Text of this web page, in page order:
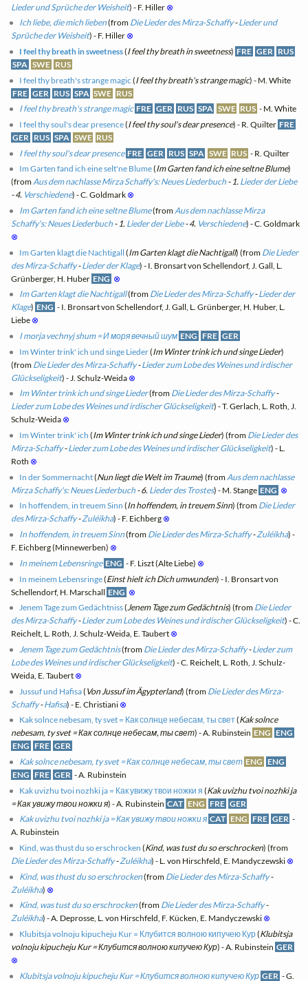
Lieder und Sprüche der Weisheit) - F. Hiller ⊗
Ich liebe, die mich lieben(from Die Lieder des Mirza-Schaffy-Lieder und
Sprüche der Weisheit) - F. Hiller ⊗
I feel thy breath in sweetness(I feel thy breath in sweetness) FRE GER RUS
SPA SWE RUS
I feel thy breath's strange magic (I feel thy breath's strange magic) - M. White
FRE GER RUS SPA SWE RUS
I feel thy breath's strange magic FRE GER RUS SPA SWE RUS - M. White
I feel thy soul's dear presence(I feel thy soul's dear presence) - R. Quilter FRE
GER RUS SPA SWE RUS
I feel thy soul's dear presence FRE GER RUS SPA SWE RUS - R. Quilter
Im Garten fand ich eine selt'ne Blume(Im Garten fand ich eine seltne Blume)
(fromAus dem nachlasse Mirza Schaffy's: Neues Liederbuch - 1. Lieder der Liebe
- 4. Verschiedene) - C. Goldmark ⊗
Im Garten fand ich eine seltne Blume(fromAus dem nachlasse Mirza
Schaffy's: Neues Liederbuch - 1. Lieder der Liebe- 4. Verschiedene) - C. Goldmark
⊗
Im Garten klagt die Nachtigall (Im Garten klagt die Nachtigall) (from Die Lieder
des Mirza-Schaffy-Lieder der Klage) - I. Bronsart von Schellendorf, J. Gall, L.
Grünberger, H. Huber ENG ⊗
Im Garten klagt die Nachtigall(from Die Lieder des Mirza-Schaffy-Lieder der
Klage) ENG - I. Bronsart von Schellendorf, J. Gall, L. Grünberger, H. Huber, L.
Liebe ⊗
I morja vechnyj shum = И моря вечный шум ENG FRE GER
Im Winter trink' ich und singe Lieder(Im Winter trink ich und singe Lieder)
(from Die Lieder des Mirza-Schaffy-Lieder zum Lobe des Weines und irdischer
Glückseligkeit) - J. Schulz-Weida ⊗
Im Winter trink ich und singe Lieder(from Die Lieder des Mirza-Schaffy-
Lieder zum Lobe des Weines und irdischer Glückseligkeit) - T. Gerlach, L. Roth, J.
Schulz-Weida ⊗
Im Winter trink' ich (Im Winter trink ich und singe Lieder) (from Die Lieder des
Mirza-Schaffy-Lieder zum Lobe des Weines und irdischer Glückseligkeit) - L.
Roth ⊗
In der Sommernacht(Nun liegt die Welt im Traume) (from Aus dem nachlasse
Mirza Schaffy's: Neues Liederbuch - 6. Lieder des Trostes) - M. Stange ENG ⊗
In hoffendem, in treuem Sinn (In hoffendem, in treuem Sinn) (from Die Lieder
des Mirza-Schaffy-Zuléikha) - F. Eichberg ⊗
In hoffendem, in treuem Sinn(from Die Lieder des Mirza-Schaffy-Zuléikha) -
F. Eichberg (Minnewerben) ⊗
In meinem Lebensringe ENG - F. Liszt (Alte Liebe) ⊗
In meinem Lebensringe(Einst hielt ich Dich umwunden) - I. Bronsart von
Schellendorf, H. Marschall ENG ⊗
Jenem Tage zum Gedächtniss(Jenem Tage zum Gedächtnis) (from Die Lieder
des Mirza-Schaffy-Lieder zum Lobe des Weines und irdischer Glückseligkeit) - C.
Reichelt, L. Roth, J. Schulz-Weida, E. Taubert ⊗
Jenem Tage zum Gedächtnis(from Die Lieder des Mirza-Schaffy-Lieder zum
Lobe des Weines und irdischer Glückseligkeit) - C. Reichelt, L. Roth, J. Schulz-
Weida, E. Taubert ⊗
Jussuf und Hafisa( Von Jussuf im Ägypterland) (from Die Lieder des Mirza-
Schaffy-Hafisa) - E. Christiani ⊗
Kak solnce nebesam, ty svet = Как солнце небесам, ты свет(Kak solnce
nebesam, ty svet = Как солнце небесам, ты свет) - A. Rubinstein ENG ENG
ENG FRE GER
Kak solnce nebesam, ty svet = Как солнце небесам, ты свет ENG ENG
ENG FRE GER - A. Rubinstein
Kak uvizhu tvoi nozhki ja = Как увижу твои ножки я (Kak uvizhu tvoi nozhki ja
= Как увижу твои ножки я) - A. Rubinstein CAT ENG FRE GER
Kak uvizhu tvoi nozhki ja = Как увижу твои ножки я CAT ENG FRE GER -
A. Rubinstein
Kind, was thust du so erschrocken (Kind, was tust du so erschrocken) (from
Die Lieder des Mirza-Schaffy-Zuléikha) - L. von Hirschfeld, E. Mandyczewski ⊗
Kind, was thust du so erschrocken(from Die Lieder des Mirza-Schaffy-
Zuléikha) ⊗
Kind, was tust du so erschrocken(from Die Lieder des Mirza-Schaffy-
Zuléikha) - A. Deprosse, L. von Hirschfeld, F. Kücken, E. Mandyczewski ⊗
Klubitsja volnoju kipucheju Kur = Клубится волною кипучею Кур(Klubitsja
volnoju kipucheju Kur = Клубится волною кипучею Кур) - A. Rubinstein GER
⊗
Klubitsja volnoju kipucheju Kur = Клубится волною кипучею Кур GER - G.